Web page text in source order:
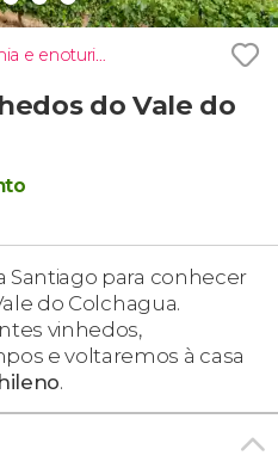
Gastronomia e enoturismo
do Vale do
Santiago para conhecer
do Colchagua.
vinhedos,
e voltaremos à casa
.